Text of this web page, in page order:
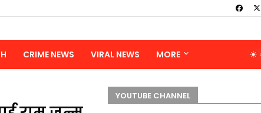
CRIME NEWS VIRAL NEWS MORE
YOUTUBE CHANNEL